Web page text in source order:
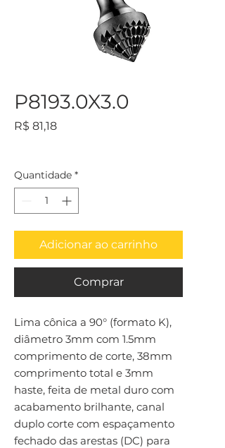
P8193.0X3.0
R$ 81,18Preço
Quantidade *
Adicionar ao carrinho
Comprar
Lima cônica a 90° (formato K),
diâmetro 3mm com 1.5mm
comprimento de corte, 38mm
comprimento total e 3mm
haste, feita de metal duro com
acabamento brilhante, canal
duplo corte com espaçamento
fechado das arestas (DC) para